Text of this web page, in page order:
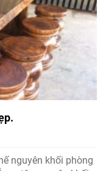
nguyên khối phòng